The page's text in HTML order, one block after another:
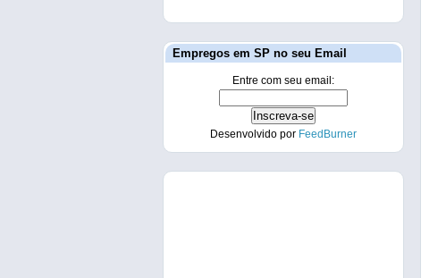
Empregos em SP no seu Email
Entre com seu email:
Desenvolvido por FeedBurner